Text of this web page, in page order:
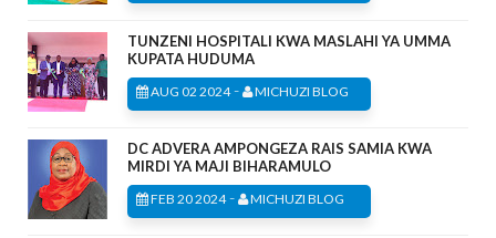
TUNZENI HOSPITALI KWA MASLAHI YA UMMA
KUPATA HUDUMA
AUG 02 2024- MICHUZI BLOG
DC ADVERA AMPONGEZA RAIS SAMIA KWA
MIRDI YA MAJI BIHARAMULO
FEB 20 2024- MICHUZI BLOG